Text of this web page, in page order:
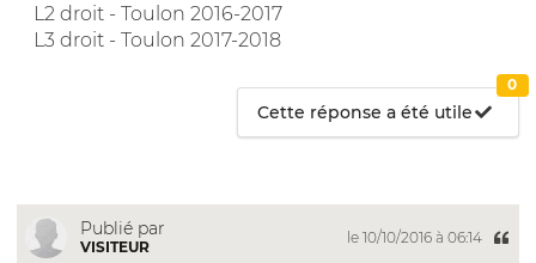
L2 droit - Toulon 2016-2017
L3 droit - Toulon 2017-2018
Cette réponse a été utile
0
Publié par
VISITEUR
le 10/10/2016 à 06:14